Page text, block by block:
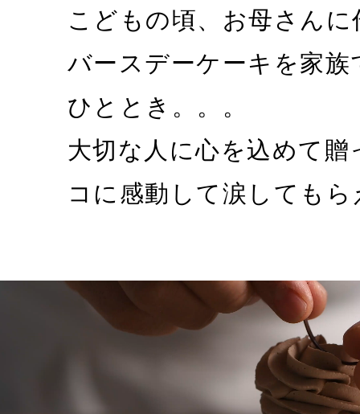
こどもの頃、お母さん
バースデーケーキを家
ひととき。。。
大切な人に心を込めて
コに感動して涙しても